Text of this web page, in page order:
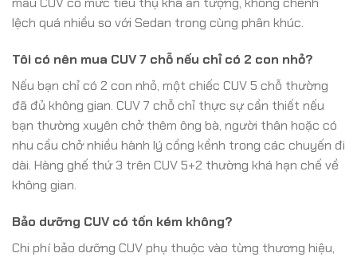
lệch quá nhiều so với Sedan trong cùng phân khúc.
Tôi có nên mua CUV 7 chỗ nếu chỉ có 2 con nhỏ?
Nếu bạn chỉ có 2 con nhỏ, một chiếc CUV 5 chỗ thường
đã đủ không gian. CUV 7 chỗ chỉ thực sự cần thiết nếu
bạn thường xuyên chở thêm ông bà, người thân hoặc có
nhu cầu chở nhiều hành lý cồng kềnh trong các chuyến đi
dài. Hàng ghế thứ 3 trên CUV 5+2 thường khá hạn chế về
không gian.
Bảo dưỡng CUV có tốn kém không?
Chi phí bảo dưỡng CUV phụ thuộc vào từng thương hiệu,